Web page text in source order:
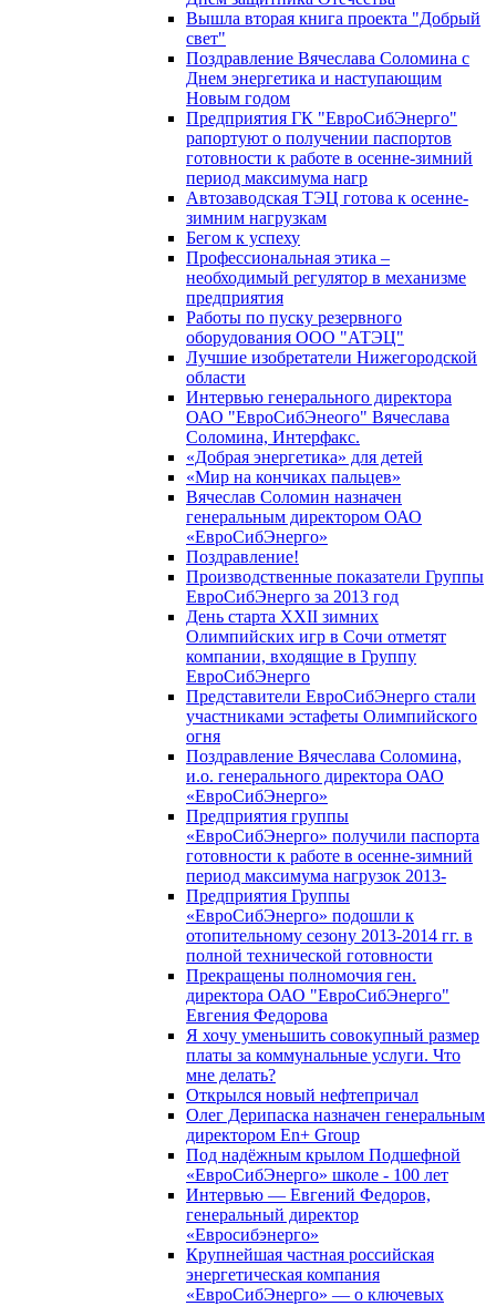
Вышла вторая книга проекта "Добрый
свет"
Поздравление Вячеслава Соломина с
Днем энергетика и наступающим
Новым годом
Предприятия ГК "ЕвроСибЭнерго"
рапортуют о получении паспортов
готовности к работе в осенне-зимний
период максимума нагр
Автозаводская ТЭЦ готова к осенне-
зимним нагрузкам
Бегом к успеху
Профессиональная этика –
необходимый регулятор в механизме
предприятия
Работы по пуску резервного
оборудования ООО "АТЭЦ"
Лучшие изобретатели Нижегородской
области
Интервью генерального директора
ОАО "ЕвроСибЭнеого" Вячеслава
Соломина, Интерфакс.
«Добрая энергетика» для детей
«Мир на кончиках пальцев»
Вячеслав Соломин назначен
генеральным директором ОАО
«ЕвроСибЭнерго»
Поздравление!
Производственные показатели Группы
ЕвроСибЭнерго за 2013 год
День старта XXII зимних
Олимпийских игр в Сочи отметят
компании, входящие в Группу
ЕвроСибЭнерго
Представители ЕвроСибЭнерго стали
участниками эстафеты Олимпийского
огня
Поздравление Вячеслава Соломина,
и.о. генерального директора ОАО
«ЕвроСибЭнерго»
Предприятия группы
«ЕвроСибЭнерго» получили паспорта
готовности к работе в осенне-зимний
период максимума нагрузок 2013-
Предприятия Группы
«ЕвроСибЭнерго» подошли к
отопительному сезону 2013-2014 гг. в
полной технической готовности
Прекращены полномочия ген.
директора ОАО "ЕвроСибЭнерго"
Евгения Федорова
Я хочу уменьшить совокупный размер
платы за коммунальные услуги. Что
мне делать?
Открылся новый нефтепричал
Олег Дерипаска назначен генеральным
директором En+ Group
Под надёжным крылом Подшефной
«ЕвроСибЭнерго» школе - 100 лет
Интервью — Евгений Федоров,
генеральный директор
«Евросибэнерго»
Крупнейшая частная российская
энергетическая компания
«ЕвроСибЭнерго» — о ключевых